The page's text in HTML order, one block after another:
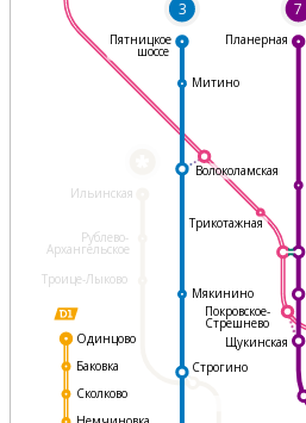
Ильинская
Рублево-
Архангельское
Троице-Лыково
3 7
Трикотажная
Волоколамская
Мякинино
Строгино
Митино
Одинцово
Баковка
Сколково
Пятницкое
шоссе
Планерная
Щукинская
Покровское-
Стрешнево